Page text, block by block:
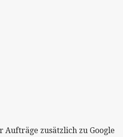
Aufträge zusätzlich zu Google